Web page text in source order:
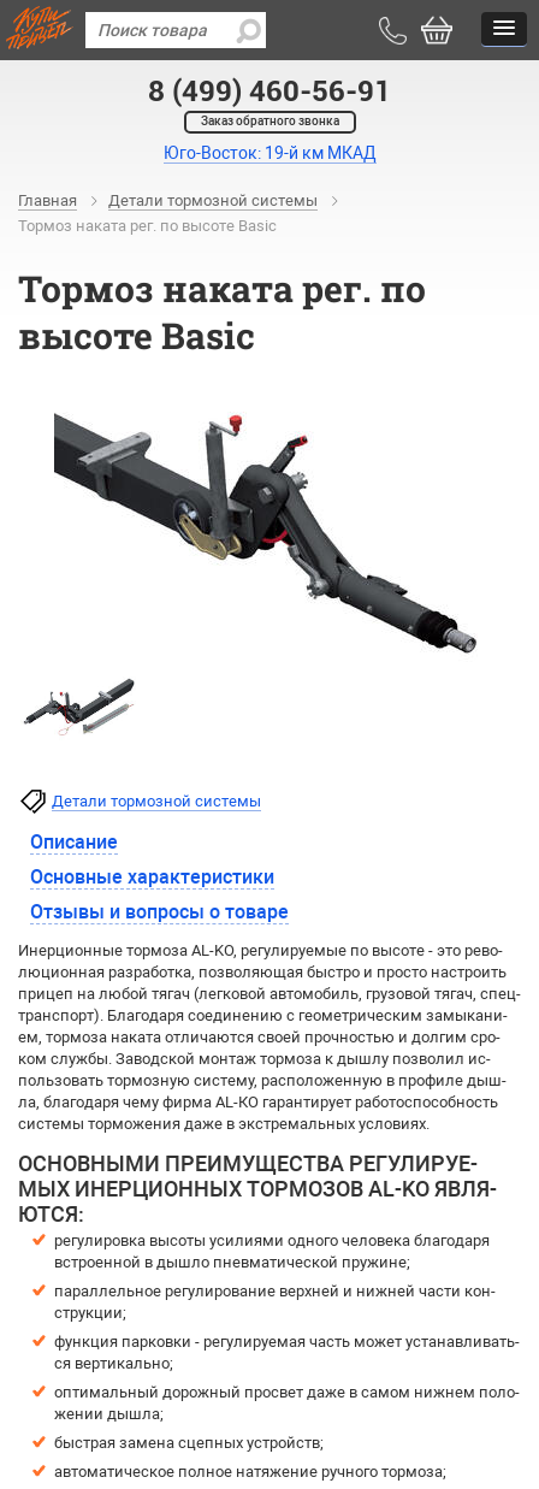
8 (499) 460-56-91
Заказ обратного звонка
Юго-Восток: 19-й км МКАД
Главная
Детали тормозной системы
Тормоз наката рег. по высоте Basic
Тормоз наката рег. по
высоте Basic
Детали тормозной системы
Описание
Основные характеристики
Отзывы и вопросы о товаре
Инер­ци­он­ные тор­мо­за AL-KO, ре­гу­ли­ру­е­мые по вы­со­те - это ре­во­
лю­ци­он­ная раз­ра­бот­ка, по­зво­ля­ю­щая быст­ро и прос­то на­стро­ить
при­цеп на лю­бой тя­гач (лег­ко­вой ав­то­мо­биль, гру­зо­вой тя­гач, спец­
т­ран­спорт). Бла­го­да­ря со­еди­не­нию с гео­мет­ри­чес­ким за­мы­ка­ни­
ем, тор­мо­за на­ка­та от­ли­ча­ют­ся сво­ей проч­ностью и дол­гим сро­
ком служ­бы. За­вод­ской мон­таж тор­мо­за к дыш­лу по­зво­лил ис­
поль­зо­вать тор­моз­ную сис­те­му, рас­по­ло­жен­ную в про­фи­ле дыш­
ла, бла­го­да­ря че­му фир­ма АL-КО га­ран­ти­ру­ет ра­бо­то­с­по­соб­ность
сис­те­мы тор­мо­же­ния да­же в экстре­маль­ных усло­ви­ях.
ОС­НОВ­НЫ­МИ ПРЕ­ИМУ­ЩЕСТ­ВА РЕ­ГУ­ЛИ­РУ­Е­
МЫХ ИНЕР­ЦИ­ОН­НЫХ ТОР­МО­ЗОВ AL-KO ЯВ­ЛЯ­
ЮТ­СЯ:
ре­гу­ли­ров­ка вы­со­ты уси­ли­я­ми од­но­го че­ло­ве­ка бла­го­да­ря
встро­ен­ной в ды­ш­ло пнев­ма­ти­чес­кой пру­жи­не;
па­рал­лель­ное ре­гу­ли­ро­ва­ние верх­ней и ниж­ней час­ти кон­
струк­ции;
функ­ция пар­ков­ки - ре­гу­ли­ру­е­мая часть мо­жет ус­та­нав­ли­вать­
ся вер­ти­каль­но;
оп­ти­маль­ный до­рож­ный про­свет да­же в са­мом ниж­нем по­ло­
же­нии дыш­ла;
быст­рая за­ме­на сцеп­ных устройств;
ав­то­ма­ти­чес­кое пол­ное на­тя­же­ние руч­но­го тор­мо­за;